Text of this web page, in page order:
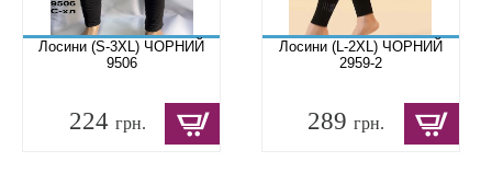
Лосини (S-3XL) ЧОРНИЙ
9506
224 грн.
Лосини (L-2XL) ЧОРНИЙ
2959-2
289грн.